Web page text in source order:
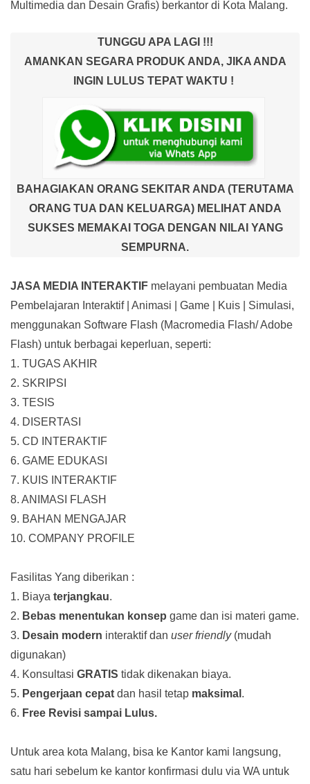
Multimedia dan Desain Grafis) berkantor di Kota Malang.
TUNGGU APA LAGI !!!
AMANKAN SEGARA PRODUK ANDA, JIKA ANDA
INGIN LULUS TEPAT WAKTU !
BAHAGIAKAN ORANG SEKITAR ANDA (TERUTAMA
ORANG TUA DAN KELUARGA) MELIHAT ANDA
SUKSES MEMAKAI TOGA DENGAN NILAI YANG
SEMPURNA.
JASA MEDIA INTERAKTIF melayani pembuatan Media
Pembelajaran Interaktif| Animasi | Game | Kuis | Simulasi,
menggunakan Software Flash (Macromedia Flash/ Adobe
Flash) untuk berbagai keperluan, seperti:
1. TUGAS AKHIR
2. SKRIPSI
3. TESIS
4. DISERTASI
5. CD INTERAKTIF
6. GAME EDUKASI
7. KUIS INTERAKTIF
8. ANIMASI FLASH
9. BAHAN MENGAJAR
10. COMPANY PROFILE
Fasilitas Yang diberikan :
1. Biaya terjangkau.
2. Bebas menentukan konsep game dan isi materi game.
3. Desain modern interaktif dan user friendly(mudah
digunakan)
4. Konsultasi GRATIS tidak dikenakan biaya.
5. Pengerjaan cepat dan hasil tetap maksimal .
6. Free Revisi sampai Lulus.
Untuk area kota Malang, bisa ke Kantor kami langsung,
satu hari sebelum ke kantor konfirmasi dulu via WA untuk